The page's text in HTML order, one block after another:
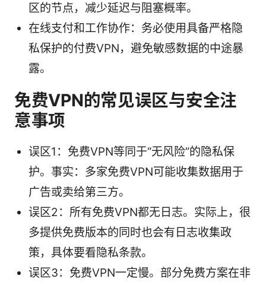
区的节点，减少延迟与阻塞概率。
在线支付和工作协作：务必使用具备严格隐
私保护的付费VPN，避免敏感数据的中途暴
露。
免费VPN的常见误区与安全注
意事项
误区1：免费VPN等同于“无风险”的隐私保
护。事实：多家免费VPN可能收集数据用于
广告或卖给第三方。
误区2：所有免费VPN都无日志。实际上，很
多提供免费版本的同时也会有日志收集政
策，具体要看隐私条款。
误区3：免费VPN一定慢。部分免费方案在非